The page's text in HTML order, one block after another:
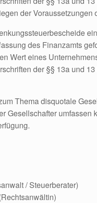
der
des Finanzamts
Wert eines
der §§ 13a und
Thema disquotale
Gesellschafter
/ Steuerberater)